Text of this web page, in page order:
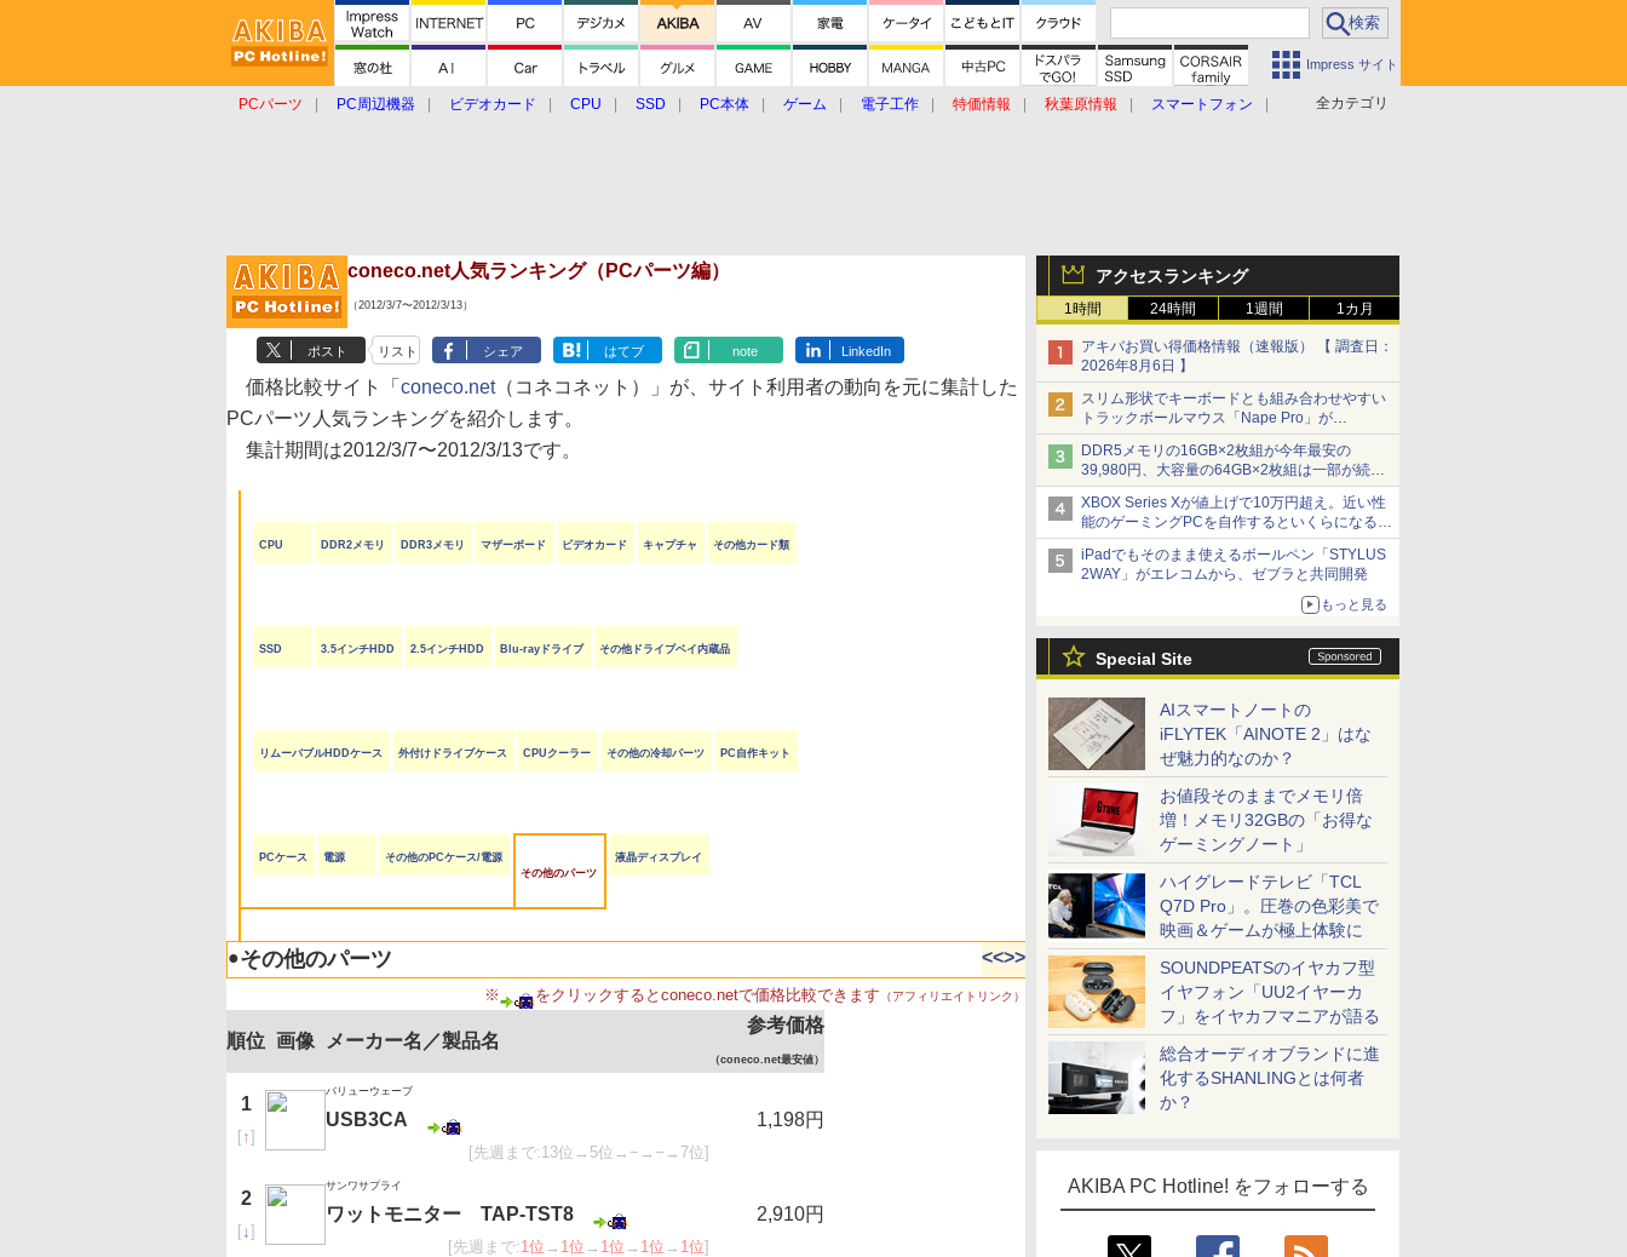
Impress サイト
全カテゴリ
PCパーツ PC周辺機器 ビデオカード CPU SSD PC本体 ゲーム 電子工作 特価情報 秋葉原情報
スマートフォン
アクセスランキング
1時間 24時間 1週間 1カ月
アキバお買い得価格情報（速報版） 【 調査日：
2026年8月6日 】
スリム形状でキーボードとも組み合わせやすい
トラックボールマウス「Nape Pro」が
Keychronから
DDR5メモリの16GB×2枚組が今年最安の
39,980円、大容量の64GB×2枚組は一部が続騰
[8月前半のメモリ価格]
XBOX Series Xが値上げで10万円超え。近い性
能のゲーミングPCを自作するといくらになる？
【石田賀津男の『酒の肴にPCゲーム』】
iPadでもそのまま使えるボールペン「STYLUS
2WAY」がエレコムから、ゼブラと共同開発
もっと見る
Special Site
AIスマートノートの
iFLYTEK「AINOTE 2」はな
ぜ魅力的なのか？
お値段そのままでメモリ倍
増！メモリ32GBの「お得な
ゲーミングノート」
ハイグレードテレビ「TCL
Q7D Pro」。圧巻の色彩美で
映画＆ゲームが極上体験に
SOUNDPEATSのイヤカフ型
イヤフォン「UU2イヤーカ
フ」をイヤカフマニアが語る
総合オーディオブランドに進
化するSHANLINGとは何者
か？
AKIBA PC Hotline! をフォローする
coneco.net人気ランキング（PCパーツ編）
（2012/3/7〜2012/3/13）
ポスト リスト シェア はてブ note LinkedIn
価格比較サイト「 coneco.net（コネコネット）」が、サイト利用者の動向を元に集計した
PCパーツ人気ランキングを紹介します。
集計期間は2012/3/7〜2012/3/13です。
CPU DDR2メモリ DDR3メモリ マザーボード ビデオカード キャプチャ その他カード類
SSD 3.5インチHDD 2.5インチHDD Blu-rayドライブ その他ドライブベイ内蔵品
リムーバブルHDDケース 外付けドライブケース CPUクーラー その他の冷却パーツ PC自作キット
PCケース 電源
その他のPCケース/電源
その他のパーツ
液晶ディスプレイ
●その他のパーツ <<>>
※ をクリックするとconeco.netで価格比較できます （アフィリエイトリンク）
順位 画像 メーカー名／製品名
参考価格
（coneco.net最安値）
1
[↑]
バリューウェーブ
USB3CA
[先週まで:13位→5位→−→−→7位]
1,198円
2
[↓]
サンワサプライ
ワットモニター TAP-TST8
[先週まで:1位 → 1位 → 1位 → 1位 → 1位]
2,910円